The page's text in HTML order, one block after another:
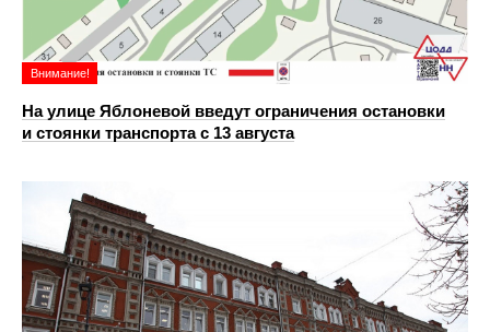
Внимание!
На улице Яблоневой введут ограничения остановки
и стоянки транспорта с 13 августа